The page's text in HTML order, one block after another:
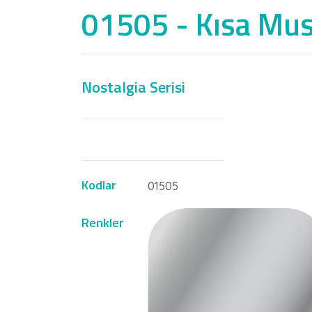
01505 - Kısa
Nostalgia Serisi
Kodlar 01505
Renkler